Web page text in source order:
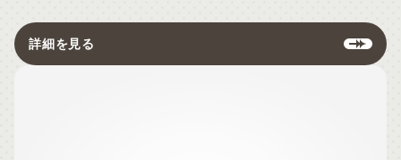
（水） ※2026年5月7日（木）より通常営業いたします。 【対象拠
点】 TAKASUGI 熊本本社 TAKASUGI 久留米支店 KAB総合住
詳細を見る